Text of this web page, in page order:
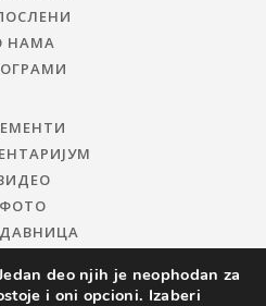
НАМА
ФОТО
deo njih je neophodan za
i oni opcioni. Izaberi